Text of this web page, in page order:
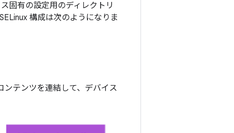
固有の設定用のディレクトリ
構成は次のようになりま
テンツを連結して、デバイス